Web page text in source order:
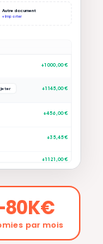
Autre document
+ Importer
+1 000,00 €
+1 145,00 €
+456,00 €
+35,45 €
+1 121,00 €
80K€
par mois